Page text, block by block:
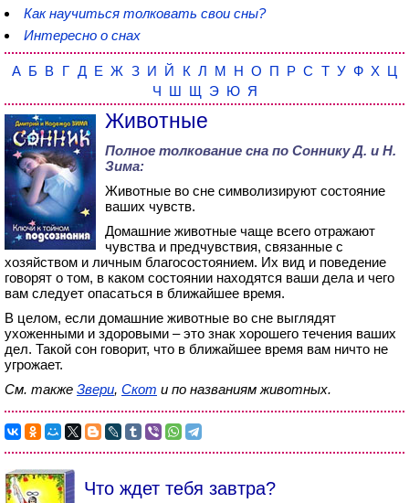
Как научиться толковать свои сны?
Интересно о снах
А Б В Г Д Е Ж З И Й К Л М Н О П Р С Т У Ф Х Ц
Ч Ш Щ Э Ю Я
Животные
Полное толкование сна по Соннику Д. и Н.
Зима:
Животные во сне символизируют состояние
ваших чувств.
Домашние животные чаще всего отражают
чувства и предчувствия, связанные с
хозяйством и личным благосостоянием. Их вид и поведение
говорят о том, в каком состоянии находятся ваши дела и чего
вам следует опасаться в ближайшее время.
В целом, если домашние животные во сне выглядят
ухоженными и здоровыми – это знак хорошего течения ваших
дел. Такой сон говорит, что в ближайшее время вам ничто не
угрожает.
См. также Звери, Скот и по названиям животных.
Что ждет тебя завтра?